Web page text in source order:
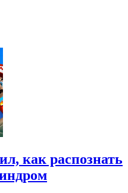
как распознать